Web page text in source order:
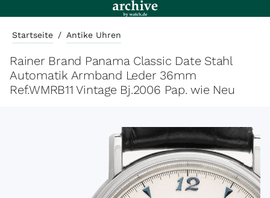
Startseite / Antike Uhren
Rainer Brand Panama Classic Date Stahl
Automatik Armband Leder 36mm
Ref.WMRB11 Vintage Bj.2006 Pap. wie Neu